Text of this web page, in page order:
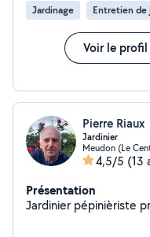
jardin. Au plaisir de
Jardinage Entretien de
Voir le profil
Pierre Riaux
Jardinier
Meudon (Le
4,5/5 (13
Présentation